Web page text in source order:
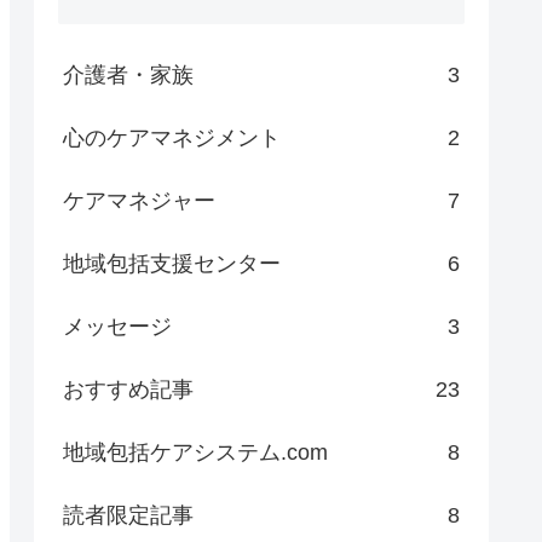
介護者・家族 3
心のケアマネジメント 2
ケアマネジャー 7
地域包括支援センター 6
メッセージ 3
おすすめ記事 23
地域包括ケアシステム.com 8
読者限定記事 8